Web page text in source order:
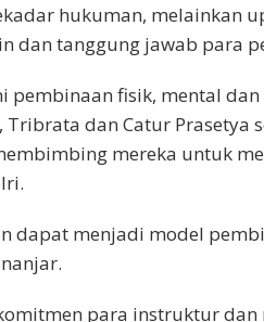
hukuman, melainkan
dan tanggung jawab para
pembinaan fisik, mental
dan Catur Prasetya
mereka untuk
dapat menjadi model
para instruktur